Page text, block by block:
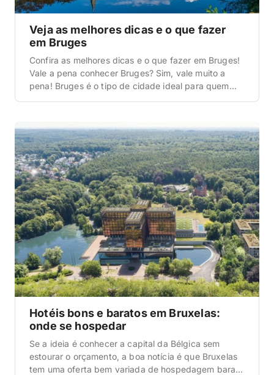
Veja as melhores dicas e o que fazer
em Bruges
Confira as melhores dicas e o que fazer em Bruges!
Vale a pena conhecer Bruges? Sim, vale muito a
pena! Bruges é o tipo de cidade ideal para quem
roteiros pela Bélgica como […]
Hotéis bons e baratos em Bruxelas:
onde se hospedar
Se a ideia é conhecer a capital da Bélgica sem
estourar o orçamento, a boa notícia é que Bruxelas
tem uma oferta bem variada de hospedagem barata